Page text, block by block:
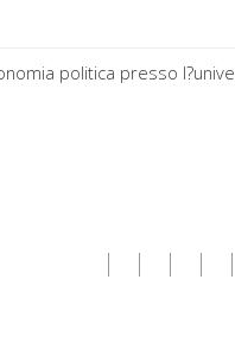
politica presso